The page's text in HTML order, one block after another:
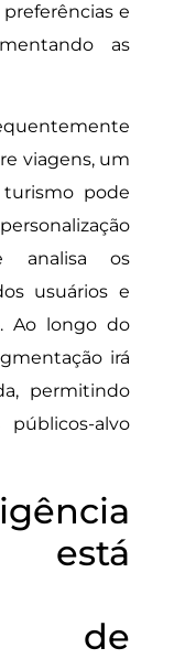
e
as
viagens, um
pode
analisa os
usuários e
Ao longo do
irá
permitindo
alvo
de